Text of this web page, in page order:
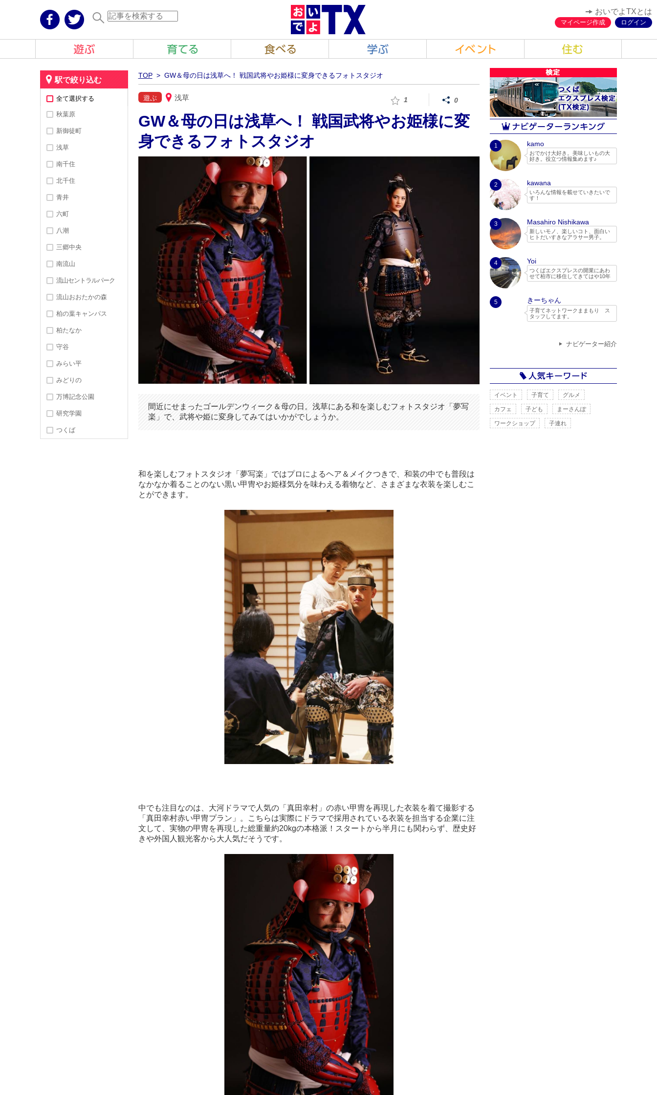
おいでよTXとは
マイページ作成 ログイン
駅で絞り込む
全て選択する
秋葉原
新御徒町
浅草
南千住
北千住
青井
六町
八潮
三郷中央
南流山
流山セントラルパーク
流山おおたかの森
柏の葉キャンパス
柏たなか
守谷
みらい平
みどりの
万博記念公園
研究学園
つくば
TOP> GW＆母の日は浅草へ！ 戦国武将やお姫様に変身できるフォトスタジオ
1 0
遊ぶ 浅草
GW＆母の日は浅草へ！ 戦国武将やお姫様に変
身できるフォトスタジオ
間近にせまったゴールデンウィーク＆母の日。浅草にある和を楽しむフォトスタジオ「夢写
楽」で、武将や姫に変身してみてはいかがでしょうか。
和を楽しむフォトスタジオ「夢写楽」ではプロによるヘア＆メイクつきで、和装の中でも普段は
なかなか着ることのない黒い甲冑やお姫様気分を味わえる着物など、さまざまな衣装を楽しむこ
とができます。
中でも注目なのは、大河ドラマで人気の「真田幸村」の赤い甲冑を再現した衣装を着て撮影する
「真田幸村赤い甲冑プラン」。こちらは実際にドラマで採用されている衣装を担当する企業に注
文して、実物の甲冑を再現した総重量約20kgの本格派！スタートから半月にも関わらず、歴史好
きや外国人観光客から大人気だそうです。
1 kamo
おでかけ大好き。美味しいもの大
好き。役立つ情報集めます♪
「おいでよTX」編集部
2 kawana
いろんな情報を載せていきたいで
す！
3 Masahiro Nishikawa
新しいモノ、楽しいコト、面白い
ヒトだいすきなアラサー男子。
「おいでよTX」編集部
4 Yoi
つくばエクスプレスの開業にあわ
せて柏市に移住してきてはや10年
のITコンサルタント。つくばエク
２児の父親で、子どもと一緒に遊
べる場所やイベントを探してネッ
トでいろいろ調べたり、実際に行
ったりしてちょっとしたレポート
5 きーちゃん
子育てネットワークままもり ス
タッフしてます。
HP⇒http://mamamori.net/
んのボランティア団体なので、子
育て目線で守谷市を中心とした情
広場をはじめ、自然活動等、子供
になんでも体験させてみよう！と
いった考えで定期的なイベントを
つくばスタイルさんの特集記事に
活動がまとめられています。
http://www.tsukubaexpress-ibaraki.j
ナビゲーター紹介
イベント 子育て グルメ
カフェ 子ども まーさんぽ
ワークショップ 子連れ